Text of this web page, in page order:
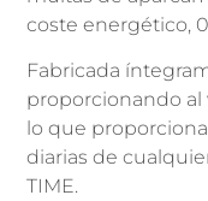
coste energético,
Fabricada
proporcionando
lo que
diarias de
TIME.